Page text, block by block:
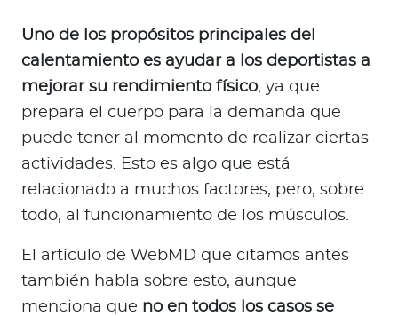
Uno de los propósitos principales del
calentamiento es ayudar a los deportistas a
mejorar su rendimiento físico, ya que
prepara el cuerpo para la demanda que
puede tener al momento de realizar ciertas
actividades. Esto es algo que está
relacionado a muchos factores, pero, sobre
todo, al funcionamiento de los músculos.
El artículo de WebMD que citamos antes
también habla sobre esto, aunque
menciona que no en todos los casos se